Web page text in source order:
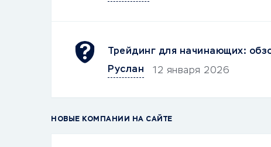
Трейдинг для начинающих:
Руслан
12 января 2026
НОВЫЕ КОМПАНИИ НА САЙТЕ